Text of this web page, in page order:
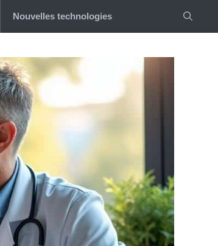
Nouvelles technologies